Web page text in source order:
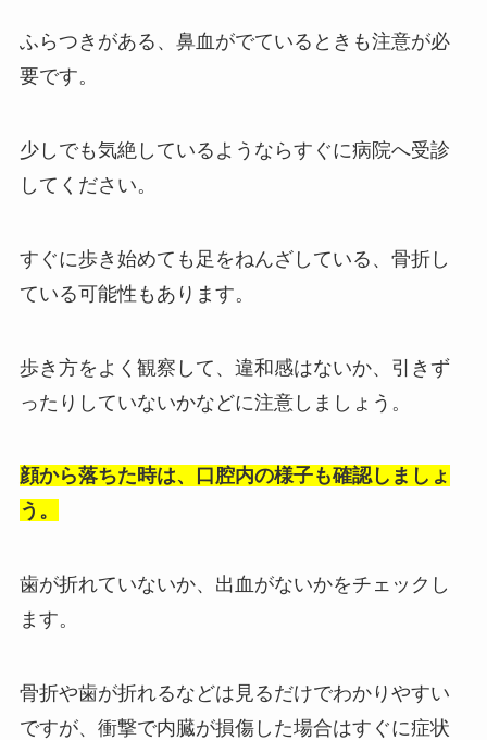
ふらつきがある、鼻血がでているときも注意が必
要です。
少しでも気絶しているようならすぐに病院へ受診
してください。
すぐに歩き始めても足をねんざしている、骨折し
ている可能性もあります。
歩き方をよく観察して、違和感はないか、引きず
ったりしていないかなどに注意しましょう。
顔から落ちた時は、口腔内の様子も確認しましょ
う。
歯が折れていないか、出血がないかをチェックし
ます。
骨折や歯が折れるなどは見るだけでわかりやすい
ですが、衝撃で内臓が損傷した場合はすぐに症状